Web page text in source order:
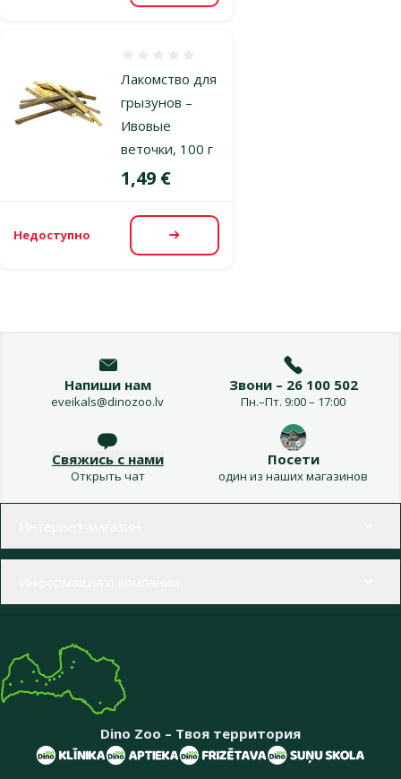
Лакомство для
грызунов –
Ивовые
веточки, 100 г
Цена
1,49 €
Недоступно Посмотреть
Напиши нам
eveikals@dinozoo.lv
Звони – 26 100 502
Пн.–Пт. 9:00 – 17:00
Свяжись с нами
Открыть чат
Посети
один из наших магазинов
Dino Zoo – Твоя территория